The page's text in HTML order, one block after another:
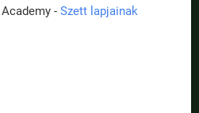
- Szett lapjainak